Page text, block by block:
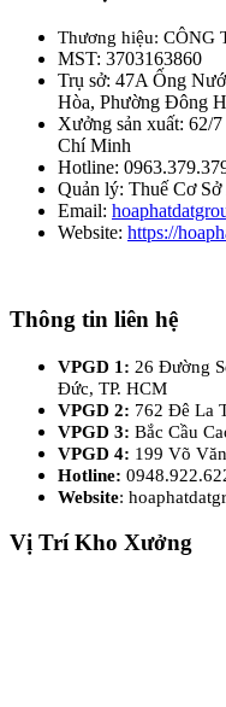
Thương hiệu:
MST: 3703163860
Trụ sở: 47A Ống
Hòa, Phường Đông
Xưởng sản xuất: 62/
Chí Minh
Hotline:
Quản lý: Thuế Cơ
Email:
Website: https://
Thông tin liên hệ
VPGD 1: 26 Đường
Đức, TP. HCM
VPGD 2: 762 Đê La
VPGD 3: Bắc Cầu
VPGD 4: 199 Võ
Hotline:
Website:
Vị Trí Kho Xưởng